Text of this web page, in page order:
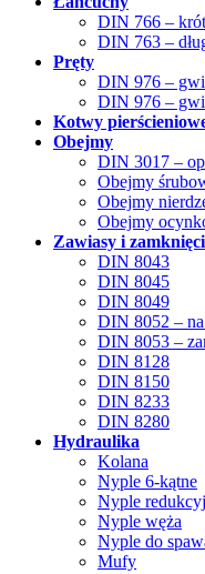
DIN 766 –
DIN 763 –
Pręty
DIN 976 –
DIN 976 –
Kotwy
Obejmy
DIN 3017 –
Obejmy
Obejmy
Obejmy
Zawiasy i
DIN 8043
DIN 8045
DIN 8049
DIN 8052 – na
DIN 8053 –
DIN 8128
DIN 8150
DIN 8233
DIN 8280
Hydraulika
Kolana
Nyple 6-kątne
Nyple
Nyple węża
Nyple do
Mufy